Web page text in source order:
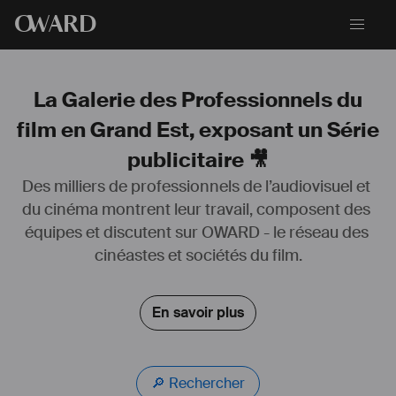
OWARD
La Galerie des Professionnels du
film en Grand Est, exposant un Série
publicitaire 🎥
Des milliers de professionnels de l’audiovisuel et
du cinéma montrent leur travail, composent des
équipes et discutent sur OWARD - le réseau des
cinéastes et sociétés du film.
En savoir plus
🔎 Rechercher
Chef opérateur son, j'encadre la prise de son seul ou en équipe sur
tous vos projets.
Basé à Dijon (21) et Strasbourg (67), je suis mobile en France et dans
les pays frontaliers.
corporate qu'en fiction, publicités ou télévision.
Rigoureux et autonome dans mon travail, j'ai aussi un excellent sens